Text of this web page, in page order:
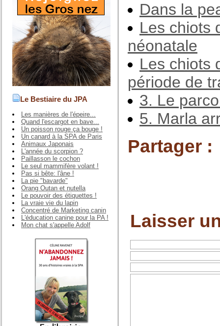
Le Bestiaire du JPA
Les manières de l'épeire...
Quand l'escargot en bave...
Un poisson rouge ça bouge !
Un canard à la SPA de Paris
Animaux Japonais
L'année du scorpion ?
Paillasson le cochon
Le seul mammifère volant !
Pas si bête: l'âne !
La pie "bavarde"
Orang Outan et nutella
Le pouvoir des étiquettes !
La vraie vie du lapin
Concentré de Marketing canin
L'éducation canine pour la PA !
Mon chat s'appelle Adolf
Dans la
Les chiots
néonatale
Les chiots
période de
3. Le
5. Marla
Partager :
Laisser